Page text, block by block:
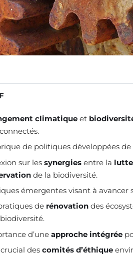
climatique et
de politiques développées
sur les synergies entre la lutte
de la biodiversité.
émergentes visant à
de rénovation des
d’une approche intégrée
des comités d’éthique